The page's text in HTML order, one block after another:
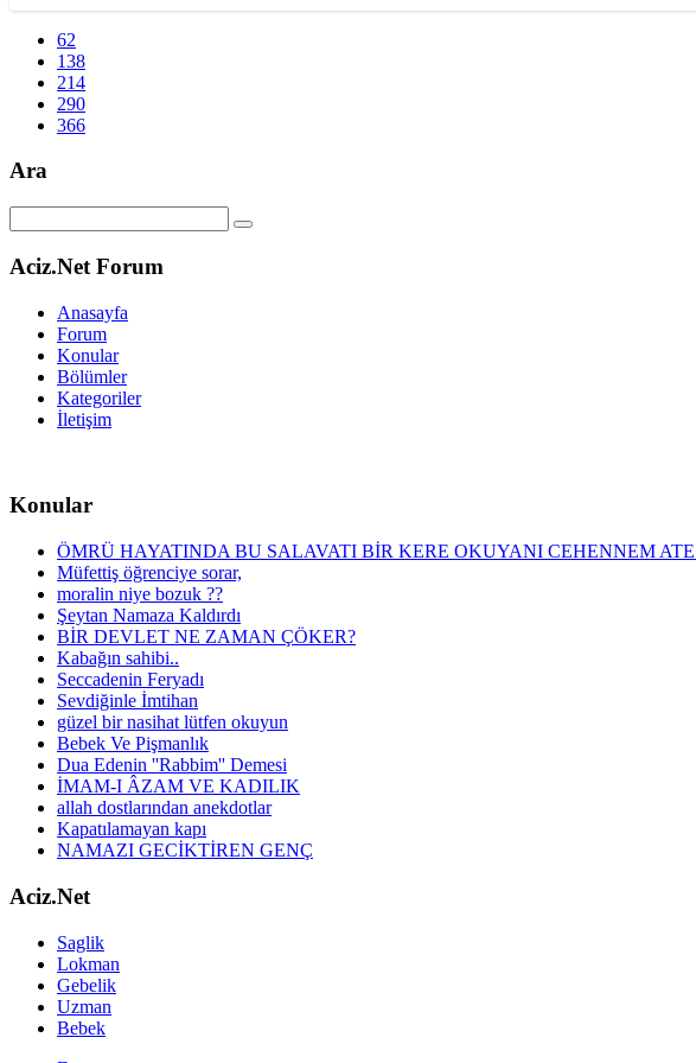
62
138
214
290
366
Ara
Aciz.Net Forum
Anasayfa
Forum
Konular
Bölümler
Kategoriler
İletişim
Konular
ÖMRÜ HAYATINDA BU SALAVATI BİR KERE OKUYANI CEHENNEM
Müfettiş öğrenciye sorar,
moralin niye bozuk ??
Şeytan Namaza Kaldırdı
BİR DEVLET NE ZAMAN ÇÖKER?
Kabağın sahibi..
Seccadenin Feryadı
Sevdiğinle İmtihan
güzel bir nasihat lütfen okuyun
Bebek Ve Pişmanlık
Dua Edenin ''Rabbim'' Demesi
İMAM-I ÂZAM VE KADILIK
allah dostlarından anekdotlar
Kapatılamayan kapı
NAMAZI GECİKTİREN GENÇ
Aciz.Net
Saglik
Lokman
Gebelik
Uzman
Bebek